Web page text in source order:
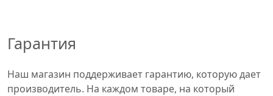
Гарантия
Наш магазин поддерживает гарантию, которую дает
производитель. На каждом товаре, на который